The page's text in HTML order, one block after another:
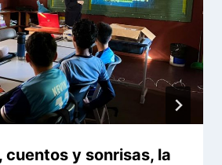
cuentos y sonrisas, la